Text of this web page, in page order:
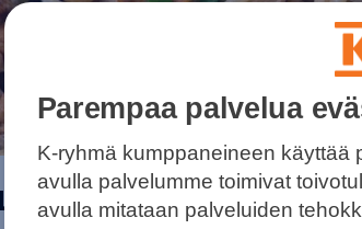
HELPPO KANTTARELLI-
Parempaa palvelua
K-ryhmä kumppaneineen käyttää
avulla palvelumme toimivat
avulla mitataan palveluiden